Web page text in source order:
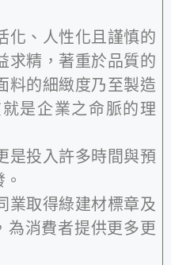
化、人性化且謹慎的
求精，著重於品質的
料的細緻度乃至製造
是企業之命脈的理
是投入許多時間與預
業取得綠建材標章及
為消費者提供更多更